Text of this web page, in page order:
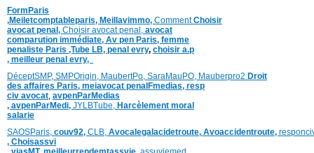
FormParis
,Meiletcomptableparis, Meillavimmo, CommentChoisir
avocat penal, Choisir avocat penal, avocat
comparution immédiate, Av pen Paris, femme
penaliste Paris ,Tube LB, penal evry, choisir a.p
, meilleur penal evry,
DéceptSMP, SMPOrigin, MaubertPo, SaraMauPO, Mauberpro2 Droit
des affaires Paris, meiavocat penalFmedias, resp
civ avocat, avpenParMedias
, avpenParMedi, JYLBTube, Harcèlement moral
salarie
SAOSParis, couv92, CLB, Avocalegalacidetroute, Avoaccidentroute,
, Choisassvi